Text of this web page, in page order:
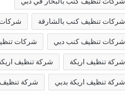
شركات تنظيف كنب بالشارقة
شركات تنظيف كنب دبي شركات
شركة تنظيف اريكة شركة تنظيف
شركة تنظيف اريكة بدبي شركة تنظيف